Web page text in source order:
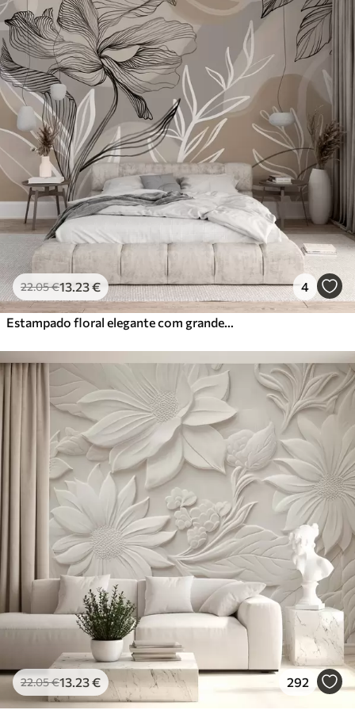
22.05€13 .23€ 4
22.05€13 .23€ 292